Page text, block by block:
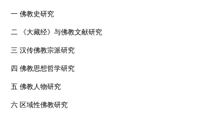
一 佛教史研究
二 《大藏经》与佛教文献研究
三 汉传佛教宗派研究
四 佛教思想哲学研究
五 佛教人物研究
六 区域性佛教研究